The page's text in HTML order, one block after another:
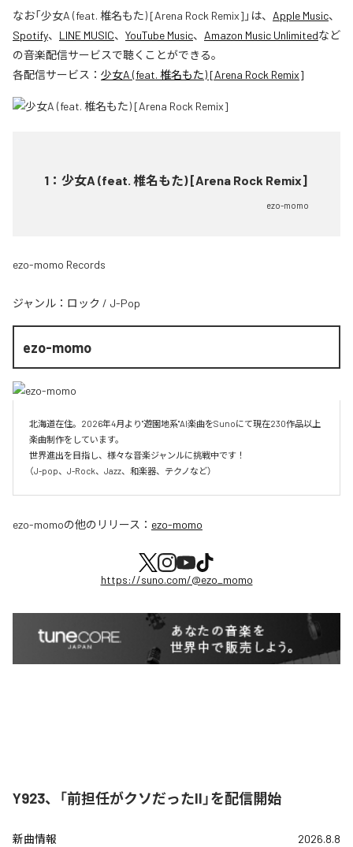
なお「少女A (feat. 椎名もた) [Arena Rock Remix] 」は、 Apple Music、
Spotify、 LINE MUSIC、 YouTube Music、 Amazon Music Unlimitedなど
の音楽配信サービスで聴くことができる。
各配信サービス： 少女A (feat. 椎名もた) [Arena Rock Remix]
1 ： 少女A (feat. 椎名もた) [Arena Rock Remix]
ezo-momo
ezo-momo Records
ジャンル： ロック / J-Pop
ezo-momo
北海道在住。2026年4月より"遊園地系"AI楽曲をSunoにて現在230作品以上
楽曲制作をしています。
世界進出を目指し、様々な音楽ジャンルに挑戦中です！
（J-pop、J-Rock、Jazz、和楽器、テクノなど）
ezo-momoの他のリリース： ezo-momo
https://suno.com/@ezo_momo
Y923、「前担任がクソだったII」を配信開始
新曲情報 2026.8.8